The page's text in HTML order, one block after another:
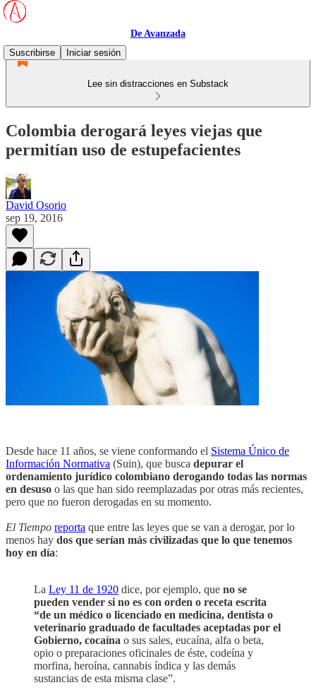
De Avanzada
Suscribirse
Iniciar sesión
Lee sin distracciones en Substack
Colombia derogará leyes viejas que
permitían uso de estupefacientes
David Osorio
sep 19, 2016
Desde hace 11 años, se viene conformando el Sistema Único de
Información Normativa (Suin), que busca depurar el
ordenamiento jurídico colombiano derogando todas las normas
en desuso o las que han sido reemplazadas por otras más recientes,
pero que no fueron derogadas en su momento.
El Tiempo reporta que entre las leyes que se van a derogar, por lo
menos hay dos que serían más civilizadas que lo que tenemos
hoy en día:
La Ley 11 de 1920 dice, por ejemplo, que no se
pueden vender si no es con orden o receta escrita
“de un médico o licenciado en medicina, dentista o
veterinario graduado de facultades aceptadas por el
Gobierno, cocaína o sus sales, eucaína, alfa o beta,
opio o preparaciones oficinales de éste, codeína y
morfina, heroína, cannabis índica y las demás
sustancias de esta misma clase”.